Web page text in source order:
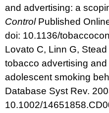
and advertising: a
Control Published
doi: 10.1136/
Lovato C, Linn G,
tobacco advertising
adolescent smoking
Database Syst Rev.
10.1002/